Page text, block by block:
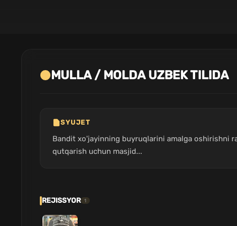
MULLA / MOLDA UZBEK TILIDA
SYUJET
Bandit xo'jayinning buyruqlarini amalga oshirishni
qutqarish uchun masjid...
REJISSYOR 1